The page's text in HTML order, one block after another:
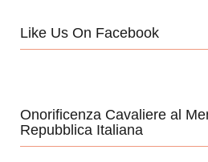
Like Us On Facebook
Onorificenza Cavaliere al
Repubblica Italiana